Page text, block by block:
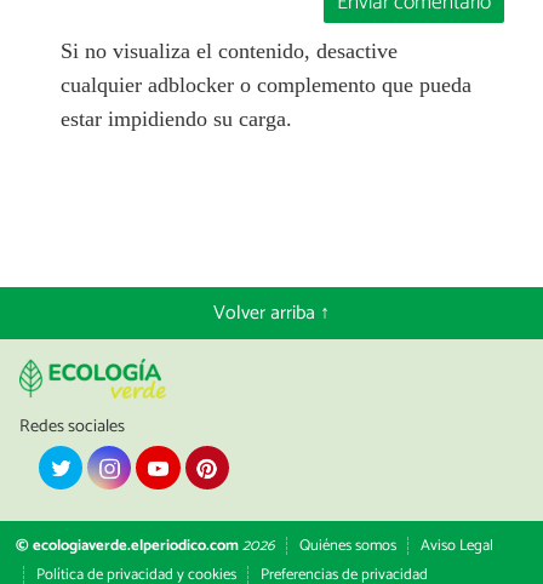
Si no visualiza el contenido, desactive
cualquier adblocker o complemento que pueda
estar impidiendo su carga.
Volver arriba ↑
Redes sociales
© ecologiaverde.elperiodico.com2026 Quiénes somos
Aviso Legal
Política de privacidad y cookies
Preferencias de privacidad